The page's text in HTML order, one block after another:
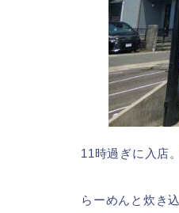
11時過ぎに入店
らーめんと炊き